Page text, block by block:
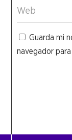
Guarda mi
navegador